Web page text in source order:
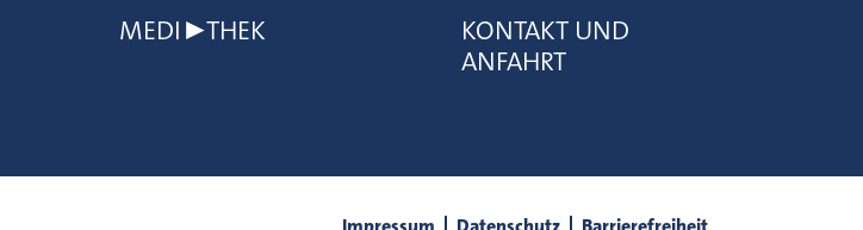
MEDI▶THEK
KONTAKT UND
ANFAHRT